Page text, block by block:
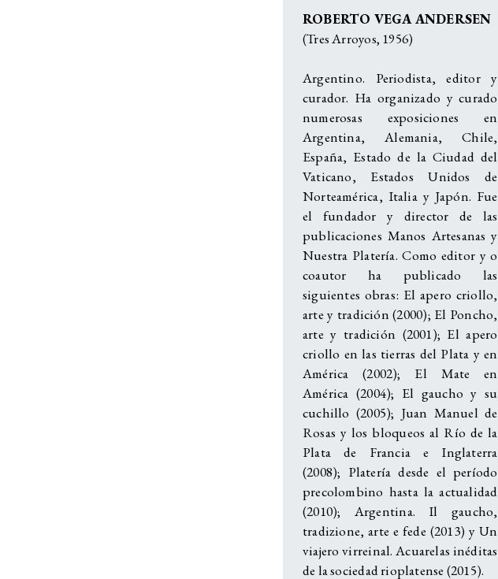
ROBERTO VEGA ANDERSEN
(Tres Arroyos, 1956)
Argentino. Periodista, editor y
curador. Ha organizado y curado
numerosas exposiciones en
Argentina, Alemania, Chile,
España, Estado de la Ciudad del
Vaticano, Estados Unidos de
Norteamérica, Italia y Japón. Fue
el fundador y director de las
publicaciones Manos Artesanas y
Nuestra Platería. Como editor y o
coautor ha publicado las
siguientes obras: El apero criollo,
arte y tradición (2000); El Poncho,
arte y tradición (2001); El apero
criollo en las tierras del Plata y en
América (2002); El Mate en
América (2004); El gaucho y su
cuchillo (2005); Juan Manuel de
Rosas y los bloqueos al Río de la
Plata de Francia e Inglaterra
(2008); Platería desde el período
precolombino hasta la actualidad
(2010); Argentina. Il gaucho,
tradizione, arte e fede (2013) y Un
viajero virreinal. Acuarelas inéditas
de la sociedad rioplatense (2015).